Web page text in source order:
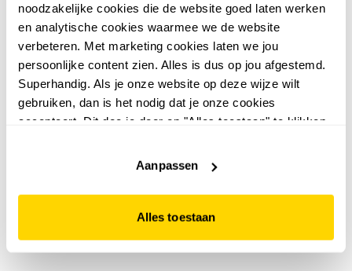
noodzakelijke cookies die de website goed laten werken
en analytische cookies waarmee we de website
verbeteren. Met marketing cookies laten we jou
persoonlijke content zien. Alles is dus op jou afgestemd.
Superhandig. Als je onze website op deze wijze wilt
gebruiken, dan is het nodig dat je onze cookies
accepteert. Dit doe je door op "Alles toestaan" te klikken.
website niet optimaal functioneert.
Aanpassen
Alles toestaan